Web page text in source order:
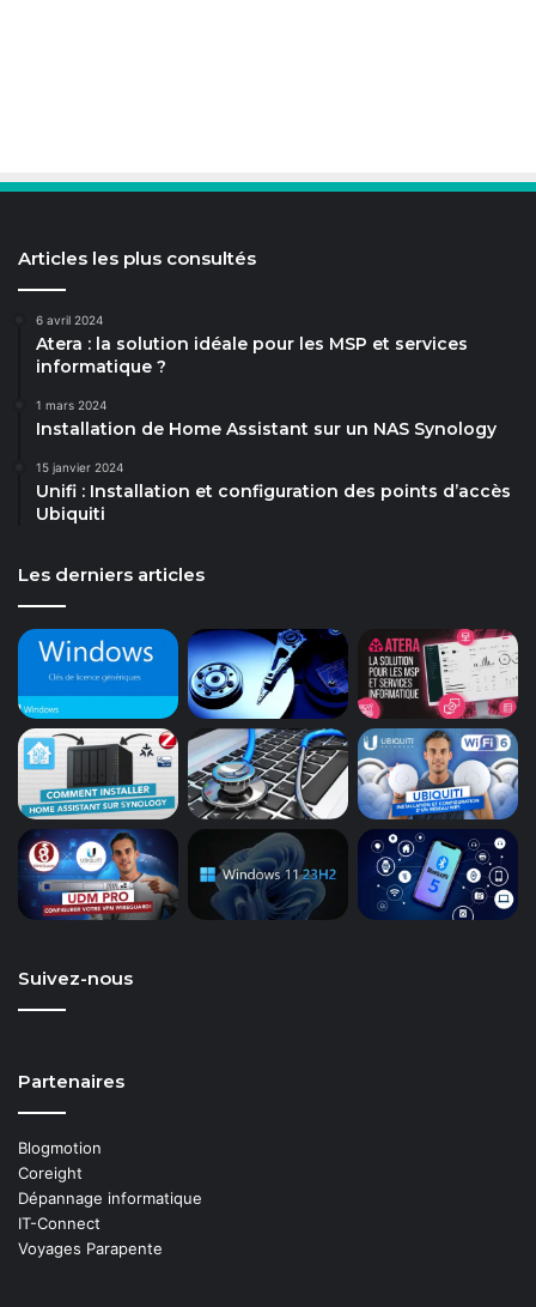
Articles les plus consultés
6 avril 2024
Atera : la solution idéale pour les MSP et services
informatique ?
1 mars 2024
Installation de Home Assistant sur un NAS Synology
15 janvier 2024
Unifi : Installation et configuration des points d’accès
Ubiquiti
Les derniers articles
Suivez-nous
Partenaires
Blogmotion
Coreight
Dépannage informatique
IT-Connect
Voyages Parapente